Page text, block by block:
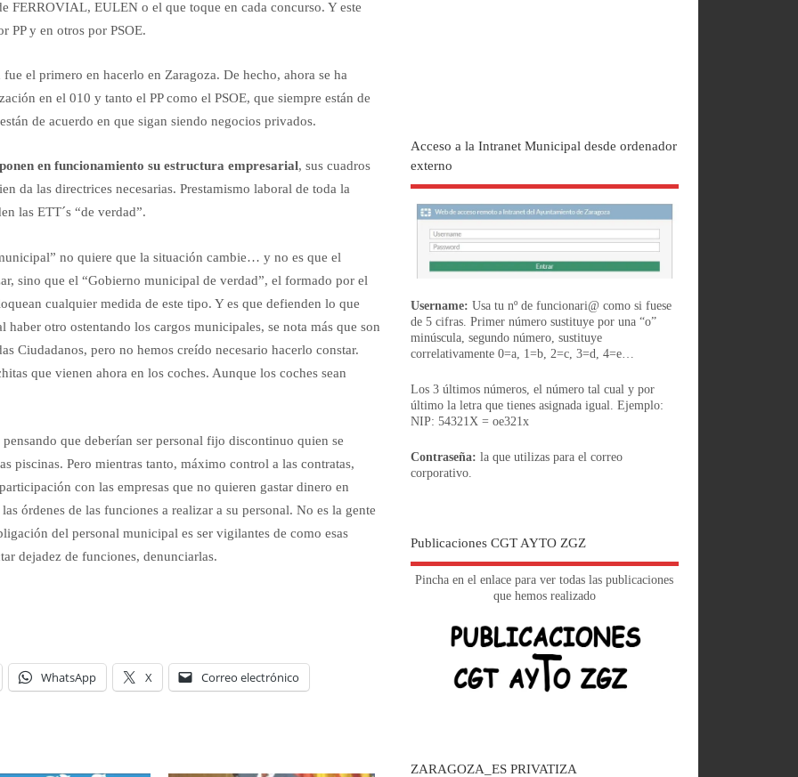
FERROVIAL, EULEN o el que toque en cada concurso. Y este
PP y en otros por PSOE.
el primero en hacerlo en Zaragoza. De hecho, ahora se ha
en el 010 y tanto el PP como el PSOE, que siempre están de
de acuerdo en que sigan siendo negocios privados.
en funcionamiento su estructura empresarial, sus cuadros
da las directrices necesarias. Prestamismo laboral de toda la
las ETT´s “de verdad”.
no quiere que la situación cambie… y no es que el
sino que el “Gobierno municipal de verdad”, el formado por el
cualquier medida de este tipo. Y es que defienden lo que
otro ostentando los cargos municipales, se nota más que son
Ciudadanos, pero no hemos creído necesario hacerlo constar.
que vienen ahora en los coches. Aunque los coches sean
que deberían ser personal fijo discontinuo quien se
piscinas. Pero mientras tanto, máximo control a las contratas,
con las empresas que no quieren gastar dinero en
órdenes de las funciones a realizar a su personal. No es la gente
del personal municipal es ser vigilantes de como esas
dejadez de funciones, denunciarlas.
WhatsApp X Correo electrónico
Acceso a la Intranet Municipal desde ordenador
externo
Username: Usa tu nº de funcionari@ como si fuese
de 5 cifras. Primer número sustituye por una “o”
minúscula, segundo número, sustituye
correlativamente 0=a, 1=b, 2=c, 3=d, 4=e…
Los 3 últimos números, el número tal cual y por
último la letra que tienes asignada igual. Ejemplo:
NIP: 54321X = oe321x
Contraseña: la que utilizas para el correo
corporativo.
Publicaciones CGT AYTO ZGZ
Pincha en el enlace para ver todas las publicaciones
que hemos realizado
ZARAGOZA_ES PRIVATIZA